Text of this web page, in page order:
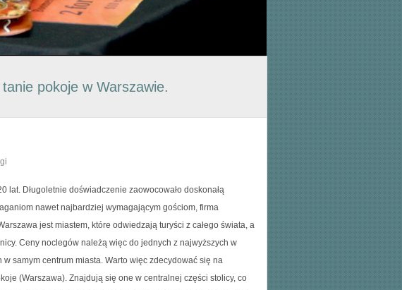
pokoje w Warszawie.
lat. Długoletnie doświadczenie zaowocowało doskonałą
nawet najbardziej wymagającym gościom, firma
jest miastem, które odwiedzają turyści z całego świata, a
Ceny noclegów należą więc do jednych z najwyższych w
samym centrum miasta. Warto więc zdecydować się na
(Warszawa). Znajdują się one w centralnej części stolicy, co